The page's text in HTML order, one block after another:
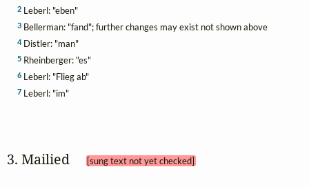
2Leberl: "eben"
3Bellerman: "fand"; further changes may exist not shown above
4Distler: "man"
5Rheinberger: "es"
6Leberl: "Flieg ab"
7Leberl: "im"
3. Mailied [sung text not yet checked]